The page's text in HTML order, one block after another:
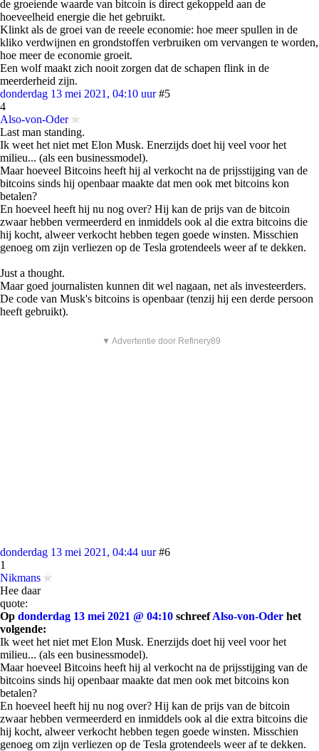
de groeiende waarde van bitcoin is direct gekoppeld aan de
hoeveelheid energie die het gebruikt.
Klinkt als de groei van de reeele economie: hoe meer spullen in de
kliko verdwijnen en grondstoffen verbruiken om vervangen te worden,
hoe meer de economie groeit.
Een wolf maakt zich nooit zorgen dat de schapen flink in de
meerderheid zijn.
donderdag 13 mei 2021, 04:10 uur #5
4
Also-von-Oder
Last man standing.
Ik weet het niet met Elon Musk. Enerzijds doet hij veel voor het
milieu... (als een businessmodel).
Maar hoeveel Bitcoins heeft hij al verkocht na de prijsstijging van de
bitcoins sinds hij openbaar maakte dat men ook met bitcoins kon
betalen?
En hoeveel heeft hij nu nog over? Hij kan de prijs van de bitcoin
zwaar hebben vermeerderd en inmiddels ook al die extra bitcoins die
hij kocht, alweer verkocht hebben tegen goede winsten. Misschien
genoeg om zijn verliezen op de Tesla grotendeels weer af te dekken.
Just a thought.
Maar goed journalisten kunnen dit wel nagaan, net als investeerders.
De code van Musk's bitcoins is openbaar (tenzij hij een derde persoon
heeft gebruikt).
▼ Advertentie door Refinery89
donderdag 13 mei 2021, 04:44 uur #6
1
Nikmans
Hee daar
quote:
Op donderdag 13 mei 2021 @ 04:10 schreefAlso-von-Oder het
volgende:
Ik weet het niet met Elon Musk. Enerzijds doet hij veel voor het
milieu... (als een businessmodel).
Maar hoeveel Bitcoins heeft hij al verkocht na de prijsstijging van de
bitcoins sinds hij openbaar maakte dat men ook met bitcoins kon
betalen?
En hoeveel heeft hij nu nog over? Hij kan de prijs van de bitcoin
zwaar hebben vermeerderd en inmiddels ook al die extra bitcoins die
hij kocht, alweer verkocht hebben tegen goede winsten. Misschien
genoeg om zijn verliezen op de Tesla grotendeels weer af te dekken.